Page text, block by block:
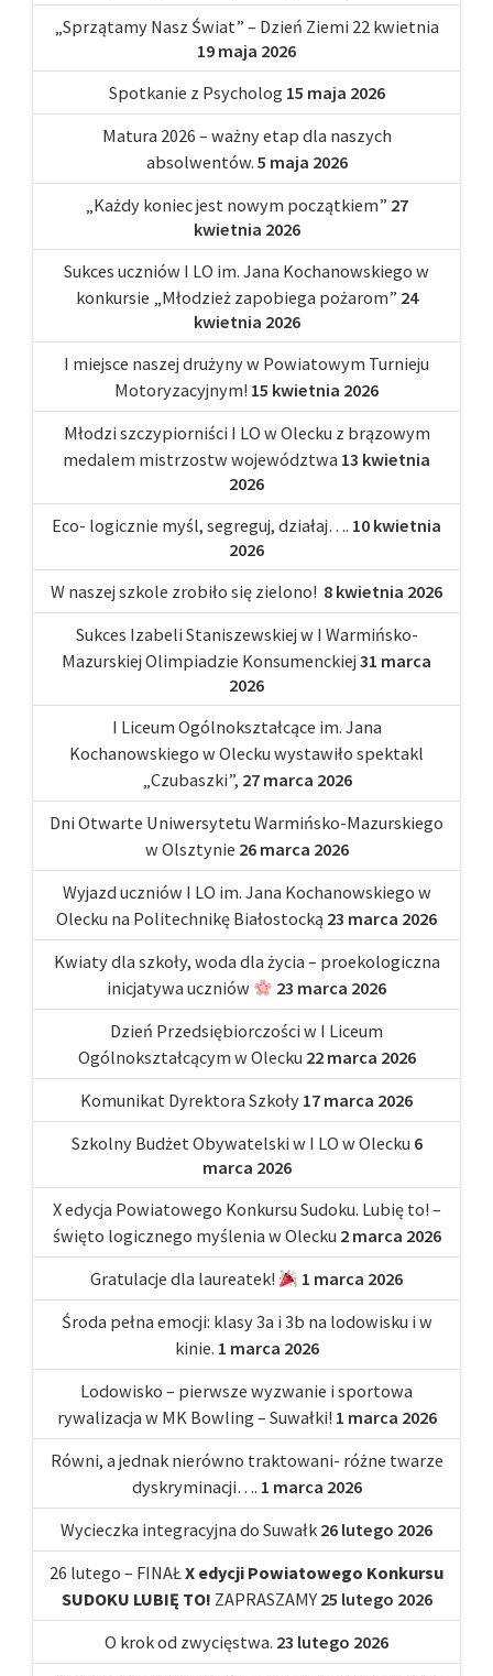
„Sprzątamy Nasz Świat” – Dzień Ziemi 22 kwietnia
19 maja 2026
Spotkanie z Psycholog 15 maja 2026
Matura 2026 – ważny etap dla naszych
absolwentów. 5 maja 2026
„Każdy koniec jest nowym początkiem” 27
kwietnia 2026
Sukces uczniów I LO im. Jana Kochanowskiego w
konkursie „Młodzież zapobiega pożarom” 24
kwietnia 2026
I miejsce naszej drużyny w Powiatowym Turnieju
Motoryzacyjnym! 15 kwietnia 2026
Młodzi szczypiorniści I LO w Olecku z brązowym
medalem mistrzostw województwa 13 kwietnia
2026
Eco- logicznie myśl, segreguj, działaj…. 10 kwietnia
2026
W naszej szkole zrobiło się zielono! 8 kwietnia 2026
Sukces Izabeli Staniszewskiej w I Warmińsko-
Mazurskiej Olimpiadzie Konsumenckiej 31 marca
2026
I Liceum Ogólnokształcące im. Jana
Kochanowskiego w Olecku wystawiło spektakl
„Czubaszki”, 27 marca 2026
Dni Otwarte Uniwersytetu Warmińsko-Mazurskiego
w Olsztynie 26 marca 2026
Wyjazd uczniów I LO im. Jana Kochanowskiego w
Olecku na Politechnikę Białostocką 23 marca 2026
Kwiaty dla szkoły, woda dla życia – proekologiczna
inicjatywa uczniów
23 marca 2026
Dzień Przedsiębiorczości w I Liceum
Ogólnokształcącym w Olecku 22 marca 2026
Komunikat Dyrektora Szkoły 17 marca 2026
Szkolny Budżet Obywatelski w I LO w Olecku 6
marca 2026
X edycja Powiatowego Konkursu Sudoku. Lubię to! –
święto logicznego myślenia w Olecku 2 marca 2026
Gratulacje dla laureatek!
1 marca 2026
Środa pełna emocji: klasy 3a i 3b na lodowisku i w
kinie. 1 marca 2026
Lodowisko – pierwsze wyzwanie i sportowa
rywalizacja w MK Bowling – Suwałki! 1 marca 2026
Równi, a jednak nierówno traktowani- różne twarze
dyskryminacji…. 1 marca 2026
Wycieczka integracyjna do Suwałk 26 lutego 2026
26 lutego – FINAŁX edycji Powiatowego Konkursu
SUDOKU LUBIĘ TO! ZAPRASZAMY 25 lutego 2026
O krok od zwycięstwa. 23 lutego 2026